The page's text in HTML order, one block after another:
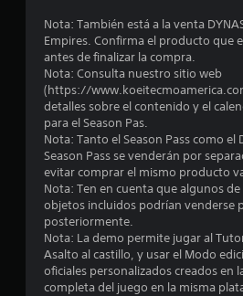
Nota: También está a la venta
Empires. Confirma el producto que
antes de finalizar la compra.
Nota: Consulta nuestro sitio web
(https://
detalles sobre el contenido y el
para el Season Pas.
Nota: Tanto el Season Pass como el
Season Pass se venderán por
evitar comprar el mismo producto
Nota: Ten en cuenta que algunos
objetos incluidos podrían venderse
posteriormente.
Nota: La demo permite jugar al
Asalto al castillo, y usar el Modo
oficiales personalizados creados en
completa del juego en la misma